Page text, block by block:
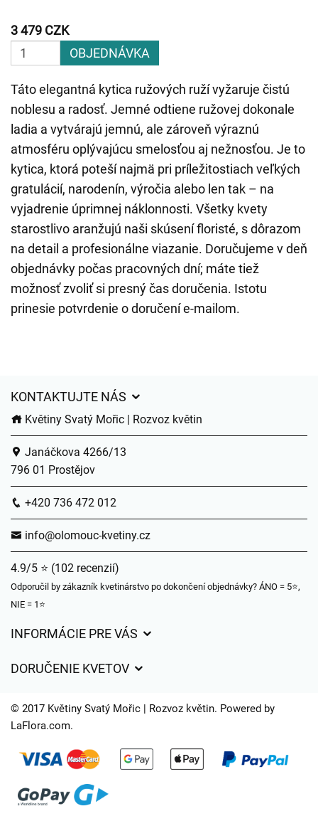
3 479 CZK
OBJEDNÁVKA
Táto elegantná kytica ružových ruží vyžaruje čistú
noblesu a radosť. Jemné odtiene ružovej dokonale
ladia a vytvárajú jemnú, ale zároveň výraznú
atmosféru oplývajúcu smelosťou aj nežnosťou. Je to
kytica, ktorá poteší najmä pri príležitostiach veľkých
gratulácií, narodenín, výročia alebo len tak – na
vyjadrenie úprimnej náklonnosti. Všetky kvety
starostlivo aranžujú naši skúsení floristé, s dôrazom
na detail a profesionálne viazanie. Doručujeme v deň
objednávky počas pracovných dní; máte tiež
možnosť zvoliť si presný čas doručenia. Istotu
prinesie potvrdenie o doručení e-mailom.
KONTAKTUJTE NÁS
Květiny Svatý Mořic | Rozvoz květin
Janáčkova 4266/13
796 01 Prostějov
+420 736 472 012
info@olomouc-kvetiny.cz
4.9/5 ⭐ (102 recenzií)
Odporučil by zákazník kvetinárstvo po dokončení objednávky? ÁNO = 5⭐,
NIE = 1⭐
INFORMÁCIE PRE VÁS
Časy doručenia kvetov – prehľad možností
DORUČENIE KVETOV
Kam doručujeme kvety
Kontaktujte nás
© 2017 Květiny Svatý Mořic | Rozvoz květin. Powered by
LaFlora.com.